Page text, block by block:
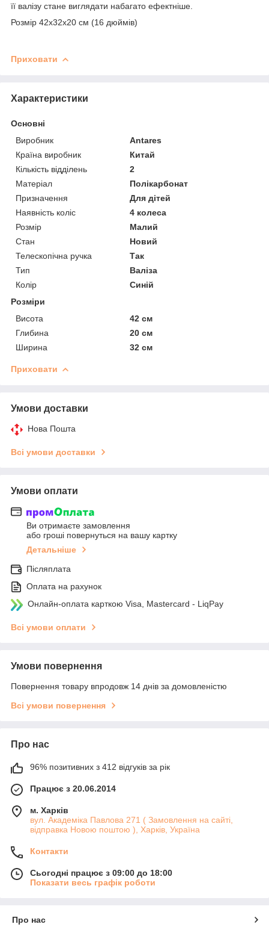
її валізу стане виглядати набагато ефектніше.
Розмір 42х32х20 см (16 дюймів)
Приховати
Характеристики
Основні
Виробник
Antares
Країна виробник
Китай
Кількість відділень
2
Матеріал
Полікарбонат
Призначення
Для дітей
Наявність коліс
4 колеса
Розмір
Малий
Стан
Новий
Телескопічна ручка
Так
Тип
Валіза
Колір
Синій
Розміри
Висота
42 см
Глибина
20 см
Ширина
32 см
Приховати
Умови доставки
Нова Пошта
Всі умови доставки
Умови оплати
Ви отримаєте замовлення
або гроші повернуться на вашу картку
Детальніше
Післяплата
Оплата на рахунок
Онлайн-оплата карткою Visa, Mastercard - LiqPay
Всі умови оплати
Умови повернення
Повернення товару впродовж 14 днів за домовленістю
Всі умови повернення
Про нас
96% позитивних з 412 відгуків за рік
Працює з 20.06.2014
м. Харків
вул. Академіка Павлова 271 ( Замовлення на сайті,
відправка Новою поштою ), Харків, Україна
Контакти
Сьогодні працює з 09:00 до 18:00
Показати весь графік роботи
Про нас